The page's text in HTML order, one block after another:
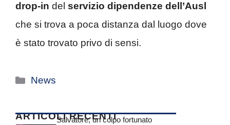
drop-in del servizio dipendenze dell’Ausl
che si trova a poca distanza dal luogo dove
è stato trovato privo di sensi.
Categorie
News
ARTICOLI RECENTI
Salvatore, un colpo fortunato